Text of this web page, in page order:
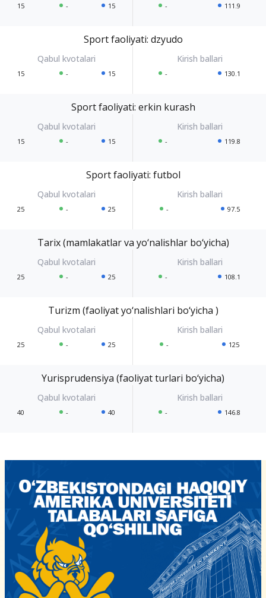
15 - 15 - 111.9
Sport faoliyati: dzyudo
15 - 15 - 130.1
Sport faoliyati: erkin kurash
15 - 15 - 119.8
Sport faoliyati: futbol
25 - 25 - 97.5
Tarix (mamlakatlar va yo‘nalishlar bo‘yicha)
25 - 25 - 108.1
Turizm (faoliyat yo‘nalishlari bo‘yicha )
25 - 25 - 125
Yurisprudensiya (faoliyat turlari bo‘yicha)
40 - 40 - 146.8